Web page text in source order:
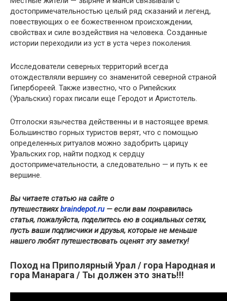
достопримечательностью целый ряд сказаний и легенд,
повествующих о ее божественном происхождении,
свойствах и силе воздействия на человека. Созданные
истории переходили из уст в уста через поколения.
Исследователи северных территорий всегда
отождествляли вершину со знаменитой северной страной
Гипербореей. Также известно, что о Рипейских
(Уральских) горах писали еще Геродот и Аристотель.
Отголоски язычества действенны и в настоящее время.
Большинство горных туристов верят, что с помощью
определенных ритуалов можно задобрить царицу
Уральских гор, найти подход к сердцу
достопримечательности, а следовательно — и путь к ее
вершине.
Вы читаете статью на сайте о
путешествияхbraindepot.ru— если вам понравилась
статья, пожалуйста, поделитесь ею в социальных сетях,
пусть ваши подписчики и друзья, которые не меньше
нашего любят путешествовать оценят эту заметку!
Поход на Приполярный Урал / гора Народная и
гора Манарага / Ты должен это знать!!!